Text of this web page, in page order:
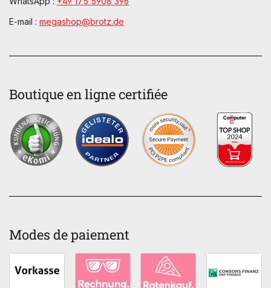
E-mail : megashop@brotz.de
Boutique en ligne certifiée
Modes de paiement